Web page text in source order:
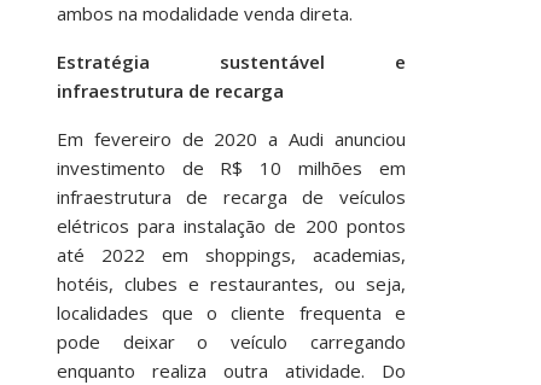
ambos na modalidade venda direta.
Estratégia sustentável e
infraestrutura de recarga
Em fevereiro de 2020 a Audi anunciou
investimento de R$ 10 milhões em
infraestrutura de recarga de veículos
elétricos para instalação de 200 pontos
até 2022 em shoppings, academias,
hotéis, clubes e restaurantes, ou seja,
localidades que o cliente frequenta e
pode deixar o veículo carregando
enquanto realiza outra atividade. Do